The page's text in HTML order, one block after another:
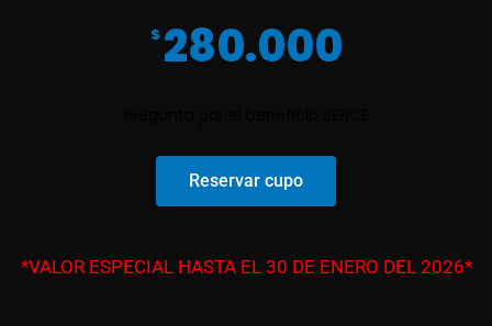
$ 280.000
Reservar cupo
*VALOR ESPECIAL HASTA EL 30 DE ENERO DEL 2026*